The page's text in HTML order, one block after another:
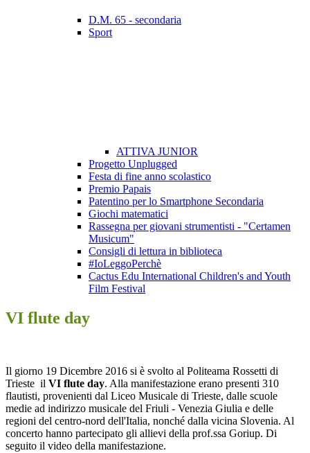
D.M. 65 - secondaria
Sport
ATTIVA JUNIOR
Progetto Unplugged
Festa di fine anno scolastico
Premio Papais
Patentino per lo Smartphone Secondaria
Giochi matematici
Rassegna per giovani strumentisti - "Certamen
Musicum"
Consigli di lettura in biblioteca
#IoLeggoPerchè
Cactus Edu International Children's and Youth
Film Festival
VI flute day
Il giorno 19 Dicembre 2016 si è svolto al Politeama Rossetti di
Trieste il VI flute day. Alla manifestazione erano presenti 310
flautisti, provenienti dal Liceo Musicale di Trieste, dalle scuole
medie ad indirizzo musicale del Friuli - Venezia Giulia e delle
regioni del centro-nord dell'Italia, nonché dalla vicina Slovenia. Al
concerto hanno partecipato gli allievi della prof.ssa Goriup. Di
seguito il video della manifestazione.